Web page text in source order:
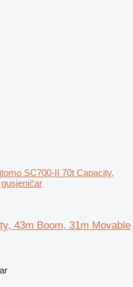
SC700-II 70t Capacity,
43m Boom, 31m Movable